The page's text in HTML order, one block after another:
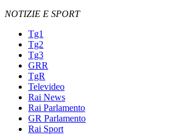
NOTIZIE E SPORT
Tg1
Tg2
Tg3
GRR
TgR
Televideo
Rai News
Rai Parlamento
GR Parlamento
Rai Sport